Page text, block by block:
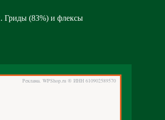
Гриды (83%) и флексы